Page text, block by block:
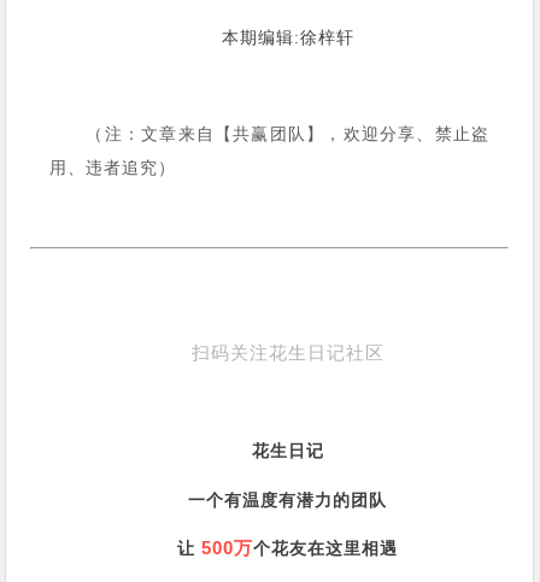
本期编辑:徐梓轩
（注：文章来自【共赢团队】，欢迎分享、禁止盗
用、违者追究）
扫码关注花生日记社区
花生日记
一个有温度有潜力的团队
让500万个花友在这里相遇